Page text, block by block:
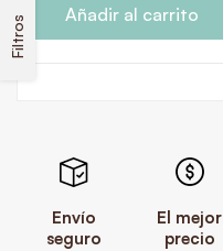
Filtros Añadir al carrito
Envío
seguro
El mejor
precio